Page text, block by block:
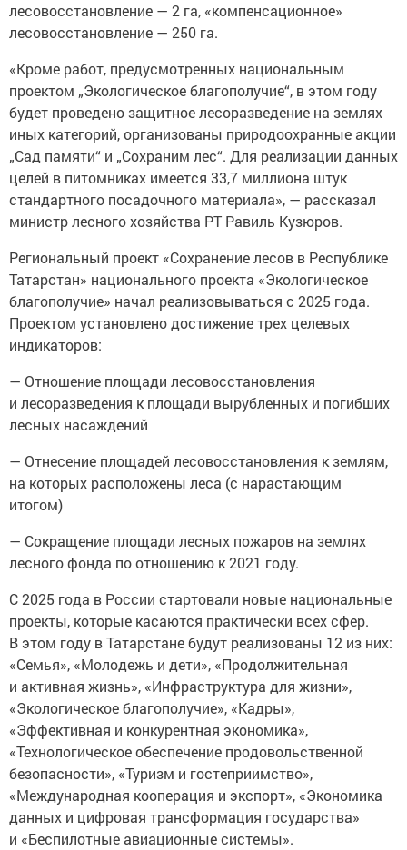
лесовосстановление — 2 га, «компенсационное»
лесовосстановление — 250 га.
«Кроме работ, предусмотренных национальным
проектом „Экологическое благополучие“, в этом году
будет проведено защитное лесоразведение на землях
иных категорий, организованы природоохранные акции
„Сад памяти“ и „Сохраним лес“. Для реализации данных
целей в питомниках имеется 33,7 миллиона штук
стандартного посадочного материала», — рассказал
министр лесного хозяйства РТ Равиль Кузюров.
Региональный проект «Сохранение лесов в Республике
Татарстан» национального проекта «Экологическое
благополучие» начал реализовываться с 2025 года.
Проектом установлено достижение трех целевых
индикаторов:
— Отношение площади лесовосстановления
и лесоразведения к площади вырубленных и погибших
лесных насаждений
— Отнесение площадей лесовосстановления к землям,
на которых расположены леса (с нарастающим
итогом)
— Сокращение площади лесных пожаров на землях
лесного фонда по отношению к 2021 году.
С 2025 года в России стартовали новые национальные
проекты, которые касаются практически всех сфер.
В этом году в Татарстане будут реализованы 12 из них:
«Семья», «Молодежь и дети», «Продолжительная
и активная жизнь», «Инфраструктура для жизни»,
«Экологическое благополучие», «Кадры»,
«Эффективная и конкурентная экономика»,
«Технологическое обеспечение продовольственной
безопасности», «Туризм и гостеприимство»,
«Международная кооперация и экспорт», «Экономика
данных и цифровая трансформация государства»
и «Беспилотные авиационные системы».